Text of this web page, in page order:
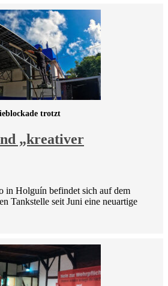
„kreativer
trotzt
in Holguín befindet sich auf dem
Tankstelle seit Juni eine neuartige